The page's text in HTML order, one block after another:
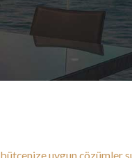
bütçenize uygun çözümler